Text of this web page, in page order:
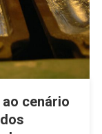
cenário